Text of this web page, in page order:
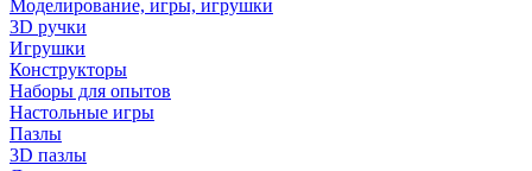
Моделирование, игры, игрушки
3D ручки
Игрушки
Конструкторы
Наборы для опытов
Настольные игры
Пазлы
3D пазлы